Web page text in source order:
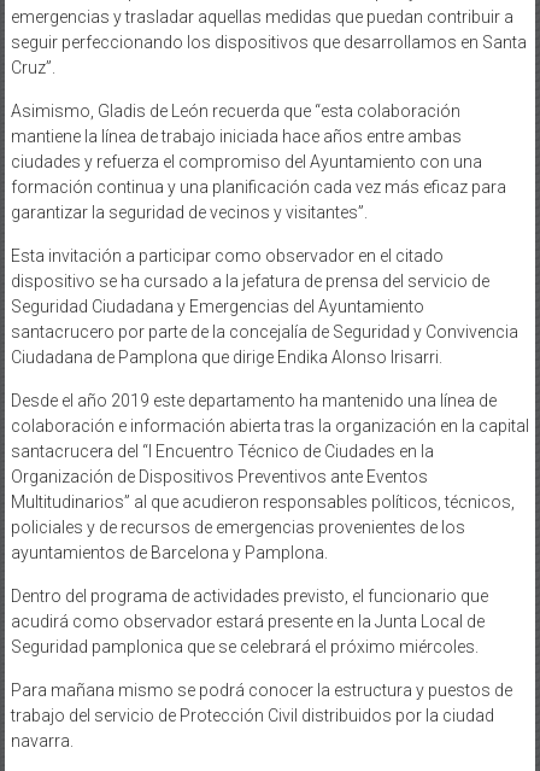
emergencias y trasladar aquellas medidas que puedan contribuir a
seguir perfeccionando los dispositivos que desarrollamos en Santa
Cruz”.
Asimismo, Gladis de León recuerda que “esta colaboración
mantiene la línea de trabajo iniciada hace años entre ambas
ciudades y refuerza el compromiso del Ayuntamiento con una
formación continua y una planificación cada vez más eficaz para
garantizar la seguridad de vecinos y visitantes”.
Esta invitación a participar como observador en el citado
dispositivo se ha cursado a la jefatura de prensa del servicio de
Seguridad Ciudadana y Emergencias del Ayuntamiento
santacrucero por parte de la concejalía de Seguridad y Convivencia
Ciudadana de Pamplona que dirige Endika Alonso Irisarri.
Desde el año 2019 este departamento ha mantenido una línea de
colaboración e información abierta tras la organización en la capital
santacrucera del “I Encuentro Técnico de Ciudades en la
Organización de Dispositivos Preventivos ante Eventos
Multitudinarios” al que acudieron responsables políticos, técnicos,
policiales y de recursos de emergencias provenientes de los
ayuntamientos de Barcelona y Pamplona.
Dentro del programa de actividades previsto, el funcionario que
acudirá como observador estará presente en la Junta Local de
Seguridad pamplonica que se celebrará el próximo miércoles.
Para mañana mismo se podrá conocer la estructura y puestos de
trabajo del servicio de Protección Civil distribuidos por la ciudad
navarra.